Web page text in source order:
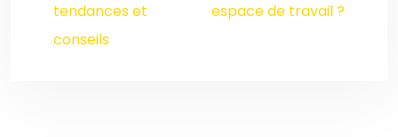
tendances et
conseils
espace de travail ?